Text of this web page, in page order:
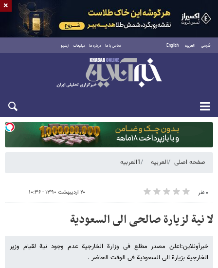
فارسی العربية English تماس با ما درباره ما تبلیغات آرشیو
دوشنبه ۱۹ مرداد ۱۴۰۵
صفحه اصلی العربیه 1العربیه
۰ نفر ۲۰ اردیبهشت ۱۳۹۰ - ۱۰:۳۶
لا نیة لزیارة صالحی الى السعودیة
خبرأونلاین:اعلن مصدر مطلع فی وزارة الخارجیة عدم وجود نیة لقیام وزیر
الخارجیة بزیارة الى السعودیة فی الوقت الحاضر .
×